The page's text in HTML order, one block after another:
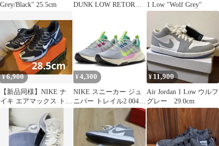
Grey/Black" 25.5cm
DUNK LOW RETORO
1 Low "Wolf Grey"
¥6,900
【新品同様】NIKE ナ
イキ エアマックス トー
チ 4 28.5㎝
¥ 4,300
NIKE スニーカー ジュ
ニパー トレイル2 004
ウルフグレー 25cm
¥ 11,900
Air Jordan 1 Low ウルフ
グレー 29.0cm